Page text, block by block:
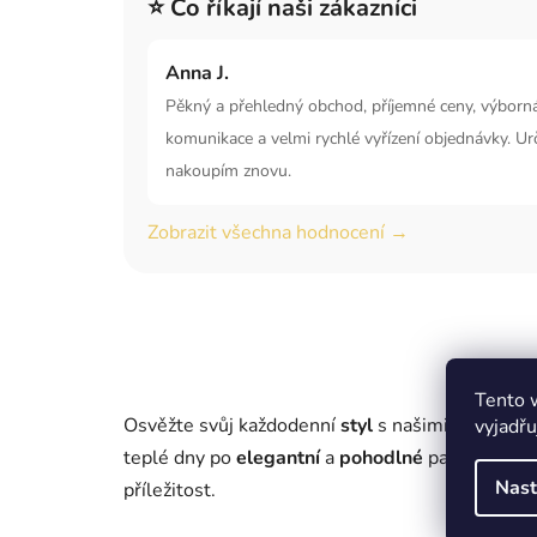
Tento
⭐ Co říkají naši zákazníci
Anna J.
Pěkný a přehledný obchod, příjemné ceny,
komunikace a velmi rychlé vyřízení objednávky.
nakoupím znovu.
Zobrazit všechna hodnocení →
Osvěžte svůj každodennístyl s našimi
teplé dny poelegantnía pohodlné pantofle na
příležitost.